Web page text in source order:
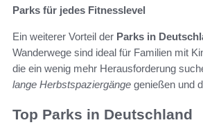
Parks für jedes Fitnesslevel
Ein weiterer Vorteil der Parks in
Wanderwege sind ideal für Familien mit
die ein wenig mehr Herausforderung
lange Herbstspaziergänge genießen und
Top Parks in Deutschland